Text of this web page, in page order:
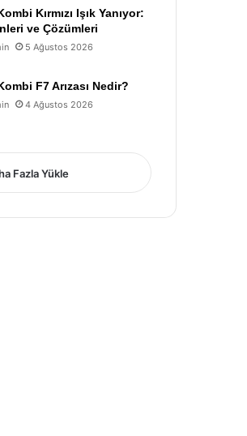
Kırmızı Işık Yanıyor:
ve Çözümleri
5 Ağustos 2026
F7 Arızası Nedir?
4 Ağustos 2026
Fazla Yükle